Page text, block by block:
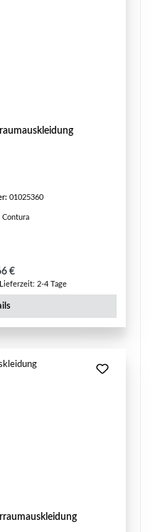
01025360
Contura
Preis:
€
2-4 Tage